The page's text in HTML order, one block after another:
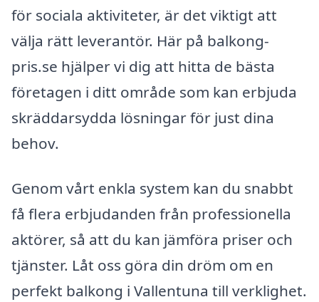
för sociala aktiviteter, är det viktigt att
välja rätt leverantör. Här på balkong-
pris.se hjälper vi dig att hitta de bästa
företagen i ditt område som kan erbjuda
skräddarsydda lösningar för just dina
behov.
Genom vårt enkla system kan du snabbt
få flera erbjudanden från professionella
aktörer, så att du kan jämföra priser och
tjänster. Låt oss göra din dröm om en
perfekt balkong i Vallentuna till verklighet.